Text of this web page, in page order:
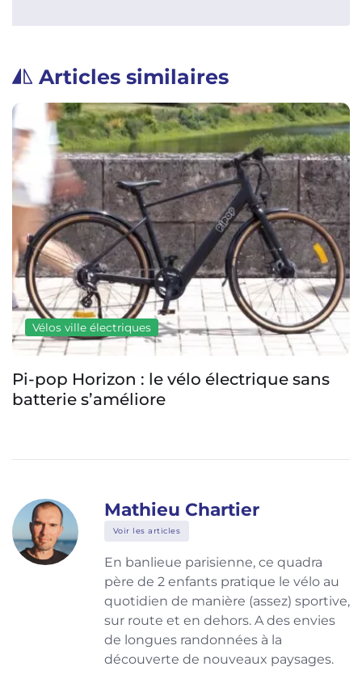
Articles similaires
Vélos ville électriques
Pi-pop Horizon : le vélo électrique sans
batterie s’améliore
Mathieu Chartier
Voir les articles
En banlieue parisienne, ce quadra
père de 2 enfants pratique le vélo au
quotidien de manière (assez) sportive,
sur route et en dehors. A des envies
de longues randonnées à la
découverte de nouveaux paysages.